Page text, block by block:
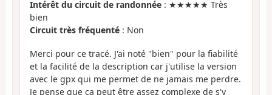
Intérêt du circuit de randonnée : ★★★★★ Très
bien
Circuit très fréquenté : Non
Merci pour ce tracé. J'ai noté "bien" pour la fiabilité
et la facilité de la description car j'utilise la version
avec le gpx qui me permet de ne jamais me perdre.
Je pense que ça peut être assez complexe de s'y